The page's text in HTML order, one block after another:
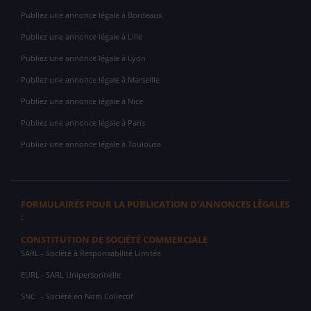
Publiez une annonce légale à Bordeaux
Publiez une annonce légale à Lille
Publiez une annonce légale à Lyon
Publiez une annonce légale à Marseille
Publiez une annonce légale à Nice
Publiez une annonce légale à Paris
Publiez une annonce légale à Toulouse
FORMULAIRES POUR LA PUBLICATION D'ANNONCES LÉGALES
:
CONSTITUTION DE SOCIÉTÉ COMMERCIALE
SARL - Société à Responsabilité Limitée
EURL - SARL Unipersonnelle
SNC - Société en Nom Collectif